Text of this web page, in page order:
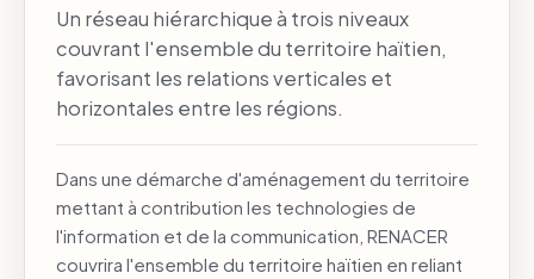
Un réseau hiérarchique à trois niveaux
couvrant l'ensemble du territoire haïtien,
favorisant les relations verticales et
horizontales entre les régions.
Dans une démarche d'aménagement du territoire
mettant à contribution les technologies de
l'information et de la communication, RENACER
couvrira l'ensemble du territoire haïtien en reliant